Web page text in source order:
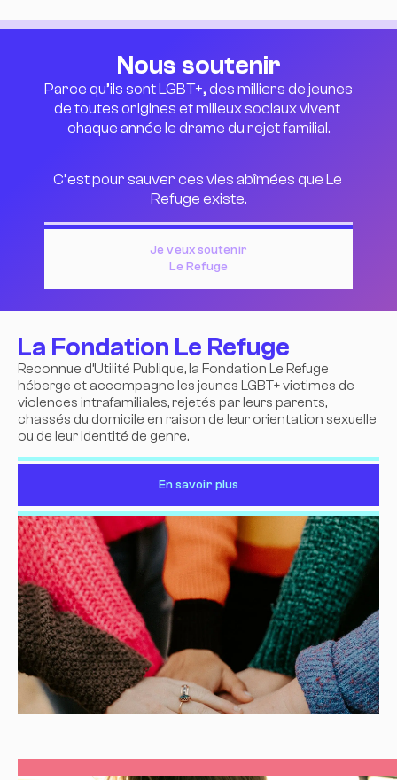
Nous soutenir
Parce qu’ils sont LGBT+, des milliers de jeunes
de toutes origines et milieux sociaux vivent
chaque année le drame du rejet familial.
C’est pour sauver ces vies abîmées que Le
Refuge existe.
Je veux soutenir
Le Refuge
La Fondation Le Refuge
Reconnue d’Utilité Publique, la Fondation Le Refuge
héberge et accompagne les jeunes LGBT+ victimes de
violences intrafamiliales, rejetés par leurs parents,
chassés du domicile en raison de leur orientation sexuelle
ou de leur identité de genre.
En savoir plus